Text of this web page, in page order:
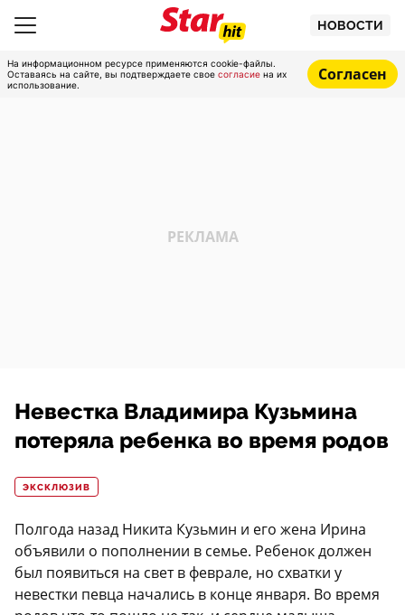
НОВОСТИ
На информационном ресурсе применяются cookie-файлы.
Оставаясь на сайте, вы подтверждаете свое согласие на их
использование.
Согласен
Невестка Владимира Кузьмина
потеряла ребенка во время родов
ЭКСКЛЮЗИВ
Полгода назад Никита Кузьмин и его жена Ирина
объявили о пополнении в семье. Ребенок должен
был появиться на свет в феврале, но схватки у
невестки певца начались в конце января. Во время